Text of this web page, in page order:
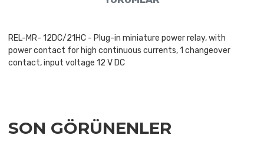
REL-MR- 12DC/21HC - Plug-in miniature power relay, with
power contact for high continuous currents, 1 changeover
contact, input voltage 12 V DC
SON GÖRÜNENLER